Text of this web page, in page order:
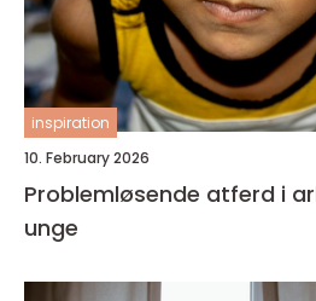
inspiration
10. February 2026
Problemløsende atferd i
unge